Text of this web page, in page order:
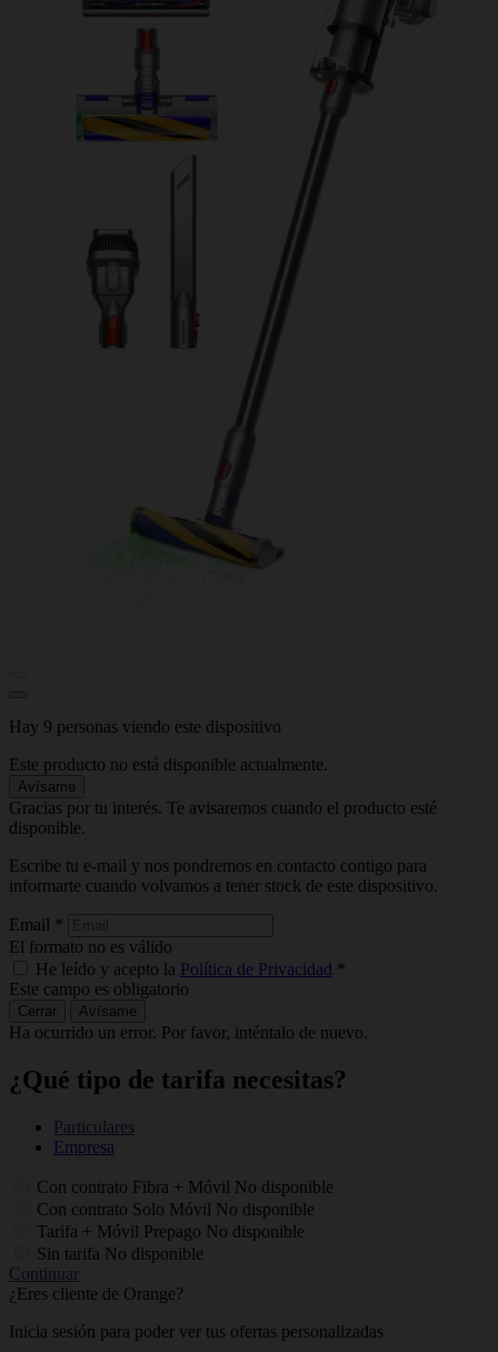
Hay 9 personas viendo este dispositivo
Este producto no está disponible actualmente.
Avísame
Gracias por tu interés. Te avisaremos cuando el producto esté
disponible.
Escribe tu e-mail y nos pondremos en contacto contigo para
informarte cuando volvamos a tener stock de este dispositivo.
Email *
El formato no es válido
He leído y acepto la Política de Privacidad *
Este campo es obligatorio
Cerrar Avísame
Ha ocurrido un error. Por favor, inténtalo de nuevo.
¿Qué tipo de tarifa necesitas?
Particulares
Empresa
Con contrato Fibra + Móvil No disponible
Con contrato Solo Móvil No disponible
Tarifa + Móvil Prepago No disponible
Sin tarifa No disponible
Continuar
¿Eres cliente de Orange?
Inicia sesión para poder ver tus ofertas personalizadas